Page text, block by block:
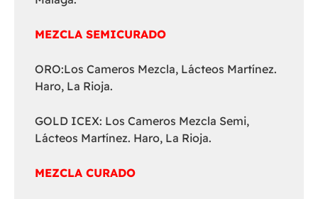
MEZCLA SEMICURADO
ORO:Los Cameros Mezcla, Lácteos Martínez.
Haro, La Rioja.
GOLD ICEX: Los Cameros Mezcla Semi,
Lácteos Martínez. Haro, La Rioja.
MEZCLA CURADO